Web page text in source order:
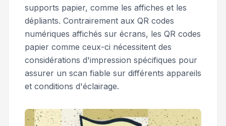
supports papier, comme les affiches et les
dépliants. Contrairement aux QR codes
numériques affichés sur écrans, les QR codes
papier comme ceux-ci nécessitent des
considérations d'impression spécifiques pour
assurer un scan fiable sur différents appareils
et conditions d'éclairage.